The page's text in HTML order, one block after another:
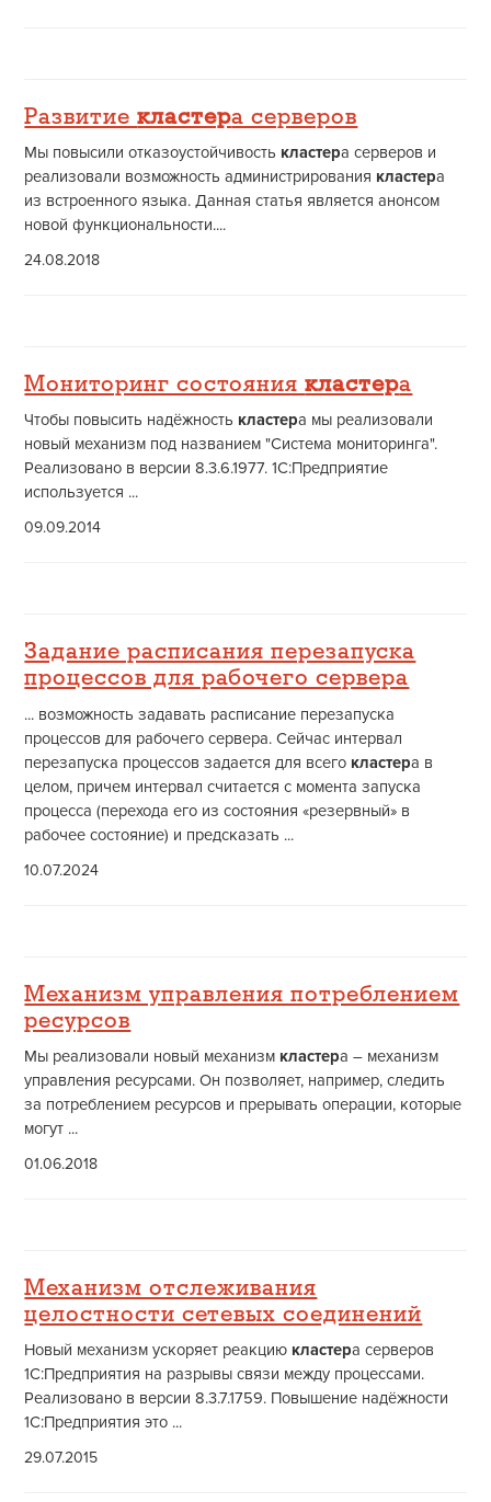
Развитиекластера серверов
Мы повысили отказоустойчивость кластера серверов и
реализовали возможность администрирования кластера
из встроенного языка. Данная статья является анонсом
новой функциональности....
24.08.2018
Мониторинг состояниякластера
Чтобы повысить надёжность кластера мы реализовали
новый механизм под названием "Система мониторинга".
Реализовано в версии 8.3.6.1977. 1С:Предприятие
используется ...
09.09.2014
Задание расписания перезапуска
процессов для рабочего сервера
... возможность задавать расписание перезапуска
процессов для рабочего сервера. Сейчас интервал
перезапуска процессов задается для всего кластера в
целом, причем интервал считается с момента запуска
процесса (перехода его из состояния «резервный» в
рабочее состояние) и предсказать ...
10.07.2024
Механизм управления потреблением
ресурсов
Мы реализовали новый механизм кластера – механизм
управления ресурсами. Он позволяет, например, следить
за потреблением ресурсов и прерывать операции, которые
могут ...
01.06.2018
Механизм отслеживания
целостности сетевых соединений
Новый механизм ускоряет реакцию кластера серверов
1С:Предприятия на разрывы связи между процессами.
Реализовано в версии 8.3.7.1759. Повышение надёжности
1С:Предприятия это ...
29.07.2015